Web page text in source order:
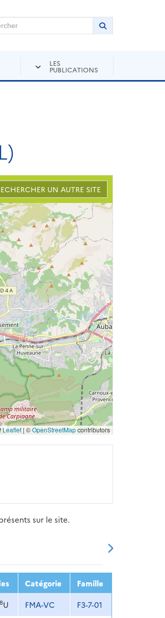
Andra Inventaire Rechercher
Lancer la
LES
PUBLICATIONS
UN AUTRE SITE
Leaflet | ©OpenStreetMapcontributors
sur le site.
2022 2023
Catégorie
Famille
U FMA-VC F3-7-01